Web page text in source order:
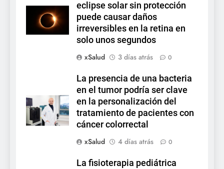
eclipse solar sin protección
puede causar daños
irreversibles en la retina en
solo unos segundos
xSalud
3 días atrás 0
La presencia de una bacteria
en el tumor podría ser clave
en la personalización del
tratamiento de pacientes con
cáncer colorrectal
xSalud
4 días atrás 0
La fisioterapia pediátrica